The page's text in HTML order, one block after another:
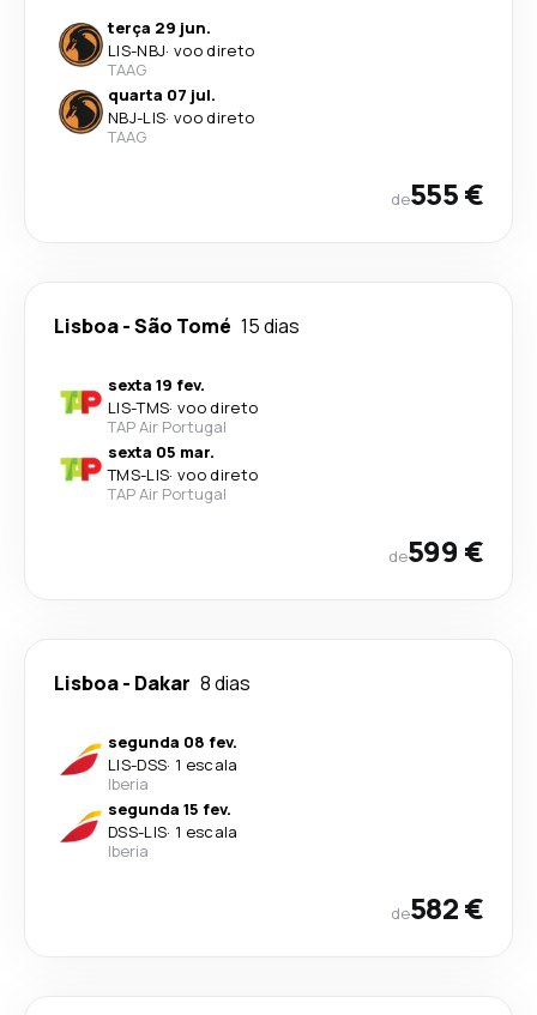
terça 29 jun.
LIS-NBJ· voo direto
TAAG
quarta 07 jul.
NBJ-LIS· voo direto
TAAG
de555 €
Lisboa-São Tomé 15 dias
sexta 19 fev.
LIS-TMS· voo direto
TAP Air Portugal
sexta 05 mar.
TMS-LIS· voo direto
TAP Air Portugal
de599 €
Lisboa- Dakar 8 dias
segunda 08 fev.
LIS-DSS· 1 escala
Iberia
segunda 15 fev.
DSS-LIS· 1 escala
Iberia
de582 €